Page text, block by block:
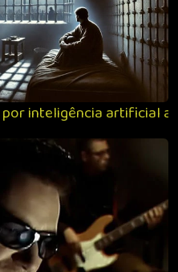
inteligência artificial